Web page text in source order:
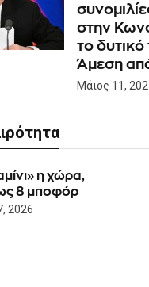
στην
το
Άμεση
Μάιος 11,
η χώρα,
8 μποφόρ
2026